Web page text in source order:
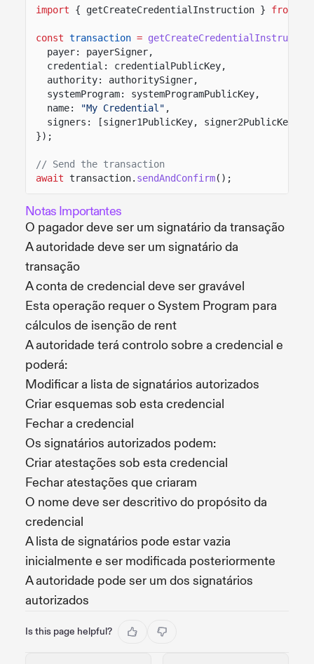
import { getCreateCredentialInstruction } from
const transaction =
payer: payerSigner,
credential: credentialPublicKey,
authority: authoritySigner,
systemProgram: systemProgramPublicKey,
name:
"My Credential" ,
signers: [signer1PublicKey, signer2PublicKey]
});
// Send the transaction
await transaction. sendAndConfirm();
Notas Importantes
O pagador deve ser um signatário da transação
A autoridade deve ser um signatário da
transação
A conta de credencial deve ser gravável
Esta operação requer o System Program para
cálculos de isenção de rent
A autoridade terá controlo sobre a credencial e
poderá:
Modificar a lista de signatários autorizados
Criar esquemas sob esta credencial
Fechar a credencial
Os signatários autorizados podem:
Criar atestações sob esta credencial
Fechar atestações que criaram
O nome deve ser descritivo do propósito da
credencial
A lista de signatários pode estar vazia
inicialmente e ser modificada posteriormente
A autoridade pode ser um dos signatários
autorizados
Is this page helpful?